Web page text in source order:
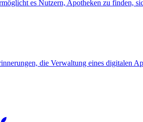
es Nutzern, Apotheken zu finden,
die Verwaltung eines digitalen